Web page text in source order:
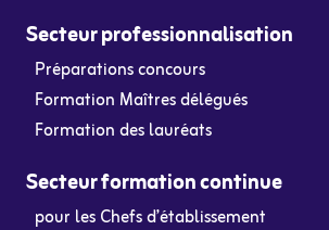
Secteur professionnalisation
Préparations concours
Formation Maîtres délégués
Formation des lauréats
Secteur formation continue
pour les Chefs d’établissement